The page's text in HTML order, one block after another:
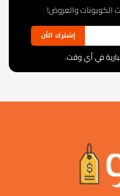
الكوبونات والعروض!
إشترك الأن
في أي وقت.